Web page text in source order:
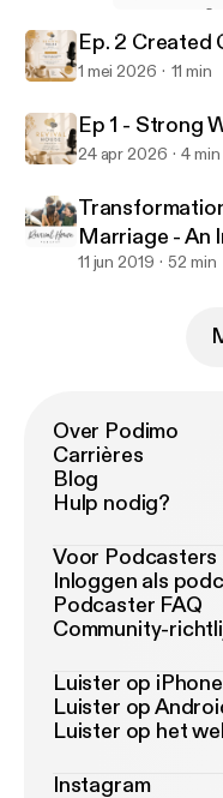
The Revival
Ep. 2 Created
1 mei 2026 11 min
Ep 1 - Strong
24 apr 2026 4 min
Marriage - An
11 jun 2019 52 min
Over Podimo
Carrières
Blog
Hulp nodig?
Voor Podcasters
Inloggen als
Podcaster FAQ
Community-
Luister op iPhone
Luister op
Luister op het
Instagram